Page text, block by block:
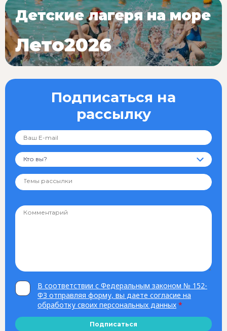
Подписаться на
рассылку
Кто вы?
В соответствии с Федеральным законом № 152-
ФЗ отправляя форму, вы даете согласие на
обработку своих персональных данных *
Подписаться
Детские лагеря на море
Лето2026